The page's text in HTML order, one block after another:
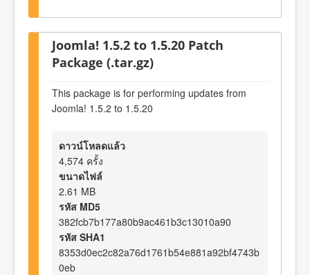
Joomla! 1.5.2 to 1.5.20 Patch
Package (.tar.gz)
This package is for performing updates from
Joomla! 1.5.2 to 1.5.20
ดาวน์โหลดแล้ว
4,574 ครั้ง
ขนาดไฟล์
2.61 MB
รหัส MD5
382fcb7b177a80b9ac461b3c13010a90
รหัส SHA1
8353d0ec2c82a76d1761b54e881a92bf4743b
0eb